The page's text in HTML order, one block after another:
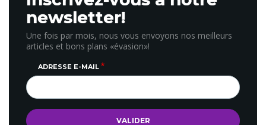
newsletter!
Une fois par mois, nous vous envoyons nos meilleurs
articles et bons plans «évasion»!
ADRESSE E-MAIL